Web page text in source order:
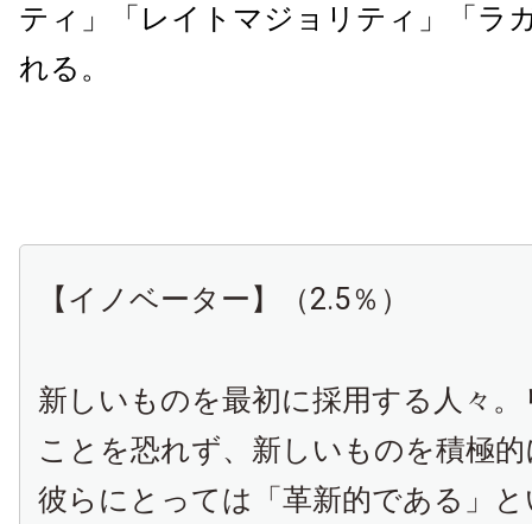
ティ」「レイトマジョリティ」「ラ
れる。
【イノベーター】（2.5％）
新しいものを最初に採用する人々
ことを恐れず、新しいものを積極
彼らにとっては「革新的である」